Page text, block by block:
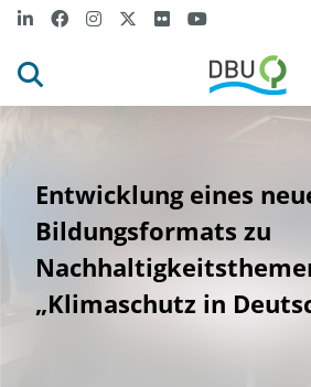
Entwicklung eines
Bildungsformats zu
„Klimaschutz in